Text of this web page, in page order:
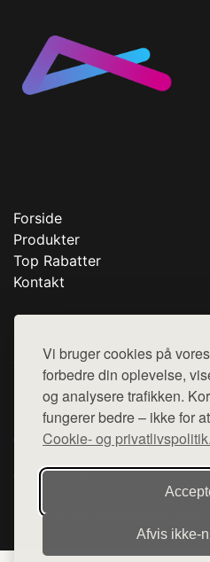
Vi bruger cookies på
forbedre din oplevelse,
og analysere trafikken.
fungerer bedre – ikke for
Cookie- og privatlivspolitik.
Afvis
Forside
Produkter
Top Rabatter
Kontakt
Denne side er en del af want.dk,
hjemmesider med præsentation
diverse webshops. Der sælges
varerne på lager.
© 2026